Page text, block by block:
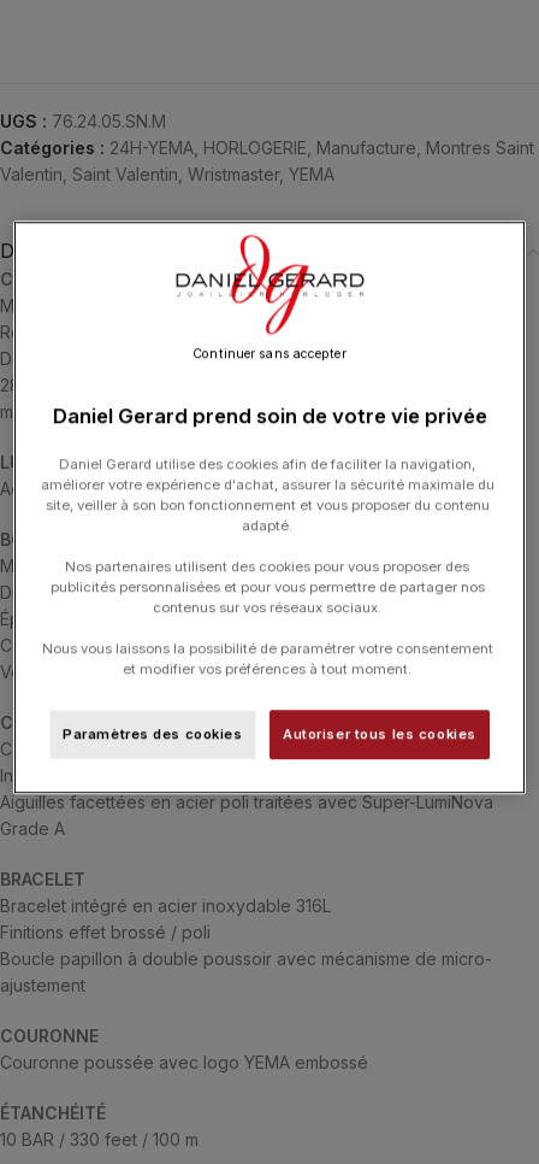
UGS : 76.24.05.SN.M
Catégories : 24H-YEMA HORLOGERIE Manufacture Montres Saint
Valentin Saint Valentin Wristmaster, YEMA
Description
CALIBRE
Micro-Rotor Caliber Manufacture Morteau 20
Remontage automatique avec micro-rotor sur roulements à billes
Dérive journalière de -3 /+7 secondes par jour
28 800 A/h | Fonctions heures, minutes, secondes | Réserve de
marche de +/- 70 Heures
LUNETTE
Acier inoxydable 316L avec effet brossé / poli
BOÎTIER & VERRE
Matériau: Acier poli inoxydable 316L avec effet brossé/ poli
Diamètre: 39mm
Épaisseur: 9.00mm
Cornes: 24mm
Verre saphir surélevé
CADRAN & AIGUILLES
Cadran avec stries dégradées et effet texturé sablé
Index appliqués et facettés en acier inoxydable avec finition polie
Aiguilles facettées en acier poli traitées avec Super-LumiNova
Grade A
BRACELET
Bracelet intégré en acier inoxydable 316L
Finitions effet brossé / poli
Boucle papillon à double poussoir avec mécanisme de micro-
ajustement
COURONNE
Couronne poussée avec logo YEMA embossé
ÉTANCHÉITÉ
10 BAR / 330 feet / 100 m
Daniel Gerard prend soin de votre vie privée
Daniel Gerard utilise des cookies afin de faciliter la navigation,
améliorer votre expérience d'achat, assurer la sécurité maximale du
site, veiller à son bon fonctionnement et vous proposer du contenu
adapté.
Nos partenaires utilisent des cookies pour vous proposer des
publicités personnalisées et pour vous permettre de partager nos
contenus sur vos réseaux sociaux.
Nous vous laissons la possibilité de paramétrer votre consentement
et modifier vos préférences à tout moment.
Paramètres des cookies Autoriser tous les cookies
Continuer sans accepter